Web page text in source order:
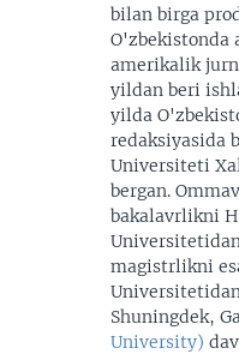
bilan birga
O'zbekistonda
amerikalik
yildan beri
yilda
redaksiyasida
Universiteti
bergan.
bakalavrlikni
magistrlikni
Shuningdek,
University)